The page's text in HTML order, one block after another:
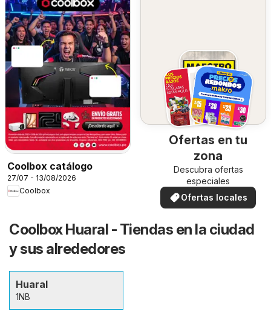
Coolbox catálogo
27/07 - 13/08/2026
Coolbox
Ofertas en tu
zona
Descubra ofertas
especiales
Ofertas locales
Coolbox Huaral - Tiendas en la ciudad
y sus alrededores
Huaral
1NB